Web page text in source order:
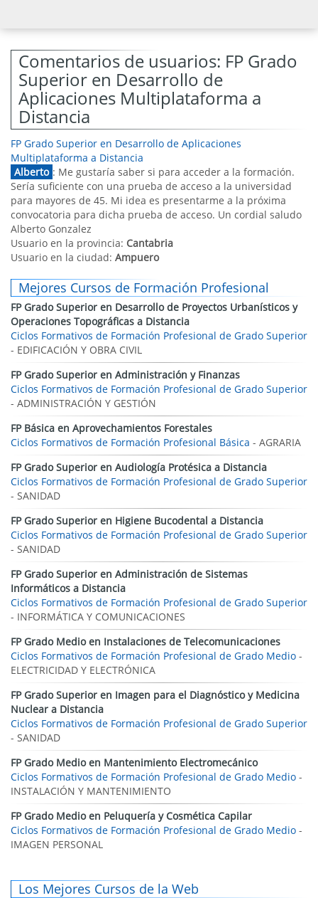
Comentarios de usuarios: FP Grado
Superior en Desarrollo de
Aplicaciones Multiplataforma a
Distancia
FP Grado Superior en Desarrollo de Aplicaciones
Multiplataforma a Distancia
Alberto : Me gustaría saber si para acceder a la formación.
Sería suficiente con una prueba de acceso a la universidad
para mayores de 45. Mi idea es presentarme a la próxima
convocatoria para dicha prueba de acceso. Un cordial saludo
Alberto Gonzalez
Usuario en la provincia: Cantabria
Usuario en la ciudad: Ampuero
Mejores Cursos de Formación Profesional
FP Grado Superior en Desarrollo de Proyectos Urbanísticos y
Operaciones Topográficas a Distancia
Ciclos Formativos de Formación Profesional de Grado Superior
- EDIFICACIÓN Y OBRA CIVIL
FP Grado Superior en Administración y Finanzas
Ciclos Formativos de Formación Profesional de Grado Superior
- ADMINISTRACIÓN Y GESTIÓN
FP Básica en Aprovechamientos Forestales
Ciclos Formativos de Formación Profesional Básica - AGRARIA
FP Grado Superior en Audiología Protésica a Distancia
Ciclos Formativos de Formación Profesional de Grado Superior
- SANIDAD
FP Grado Superior en Higiene Bucodental a Distancia
Ciclos Formativos de Formación Profesional de Grado Superior
- SANIDAD
FP Grado Superior en Administración de Sistemas
Informáticos a Distancia
Ciclos Formativos de Formación Profesional de Grado Superior
- INFORMÁTICA Y COMUNICACIONES
FP Grado Medio en Instalaciones de Telecomunicaciones
Ciclos Formativos de Formación Profesional de Grado Medio -
ELECTRICIDAD Y ELECTRÓNICA
FP Grado Superior en Imagen para el Diagnóstico y Medicina
Nuclear a Distancia
Ciclos Formativos de Formación Profesional de Grado Superior
- SANIDAD
FP Grado Medio en Mantenimiento Electromecánico
Ciclos Formativos de Formación Profesional de Grado Medio -
INSTALACIÓN Y MANTENIMIENTO
FP Grado Medio en Peluquería y Cosmética Capilar
Ciclos Formativos de Formación Profesional de Grado Medio -
IMAGEN PERSONAL
Los Mejores Cursos de la Web